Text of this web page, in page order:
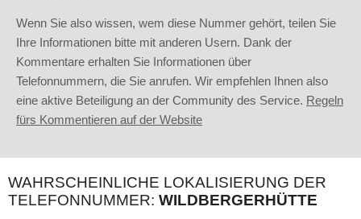
Wenn Sie also wissen, wem diese Nummer gehört, teilen Sie
Ihre Informationen bitte mit anderen Usern. Dank der
Kommentare erhalten Sie Informationen über
Telefonnummern, die Sie anrufen. Wir empfehlen Ihnen also
eine aktive Beteiligung an der Community des Service. Regeln
fürs Kommentieren auf der Website
WAHRSCHEINLICHE LOKALISIERUNG DER
TELEFONNUMMER: WILDBERGERHÜTTE